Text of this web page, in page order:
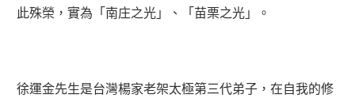
此殊榮，實為「南庄之光」、「苗栗之光」。
徐運金先生是台灣楊家老架太極第三代弟子，在自我的修